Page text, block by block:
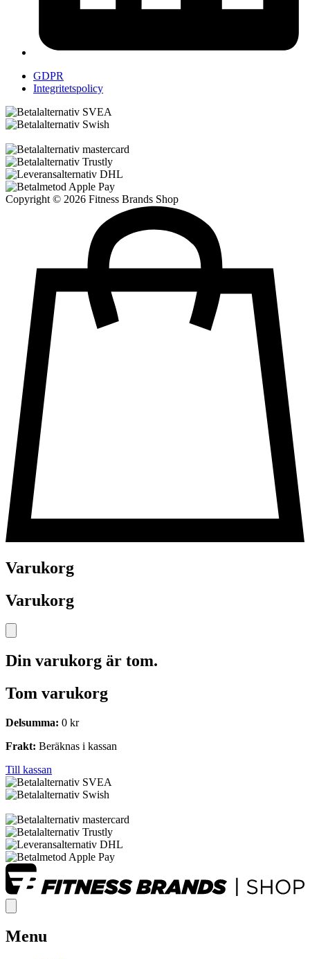
GDPR
Integritetspolicy
Copyright © 2026 Fitness Brands Shop
Varukorg
Varukorg
Din varukorg är tom.
Tom varukorg
Delsumma: 0 kr
Frakt: Beräknas i kassan
Till kassan
Menu